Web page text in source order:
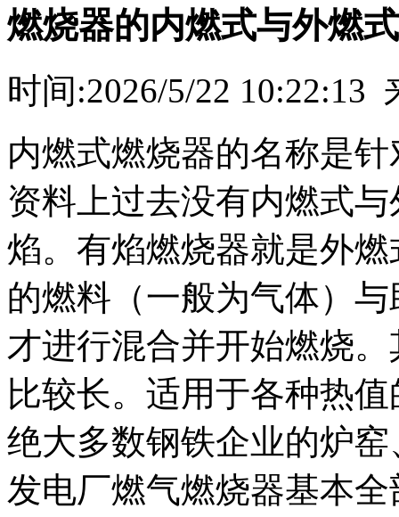
燃烧器的内燃式与外燃
时间:2026/5/22
内燃式燃烧器的名称是
资料上过去没有内燃式
焰。有焰燃烧器就是外
的燃料（一般为气体）
才进行混合并开始燃烧
比较长。适用于各种热
绝大多数钢铁企业的炉
发电厂燃气燃烧器基本